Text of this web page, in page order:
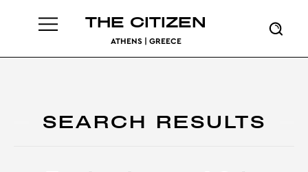
THE CITIZEN
ATHENS | GREECE
SEARCH RESULTS